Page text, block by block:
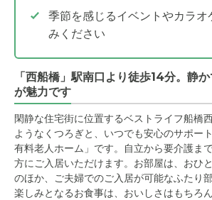
季節を感じるイベントやカラオ
みください
「西船橋」駅南口より徒歩14分。静
が魅力です
閑静な住宅街に位置するベストライフ船橋
ようなくつろぎと、いつでも安心のサポー
有料老人ホーム」です。自立から要介護ま
方にご入居いただけます。お部屋は、おひ
のほか、ご夫婦でのご入居が可能なふたり
楽しみとなるお食事は、おいしさはもちろ